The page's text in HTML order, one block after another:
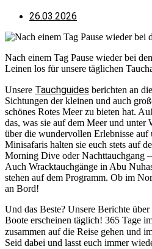
26.03.2026
Nach einem Tag Pause wieder bei
Leinen los für unsere täglichen
Unsere Tauchguides berichten an
Sichtungen der kleinen und auch
schönes Rotes Meer zu bieten hat.
das, was sie auf dem Meer und unter
über die wundervollen Erlebnisse auf
Minisafaris halten sie euch stets auf
Morning Dive oder Nachttauchgang
Auch Wracktauchgänge in Abu
stehen auf dem Programm. Ob im
an Bord!
Und das Beste? Unsere Berichte
Boote erscheinen täglich! 365 Tage
zusammen auf die Reise gehen und
Seid dabei und lasst euch immer